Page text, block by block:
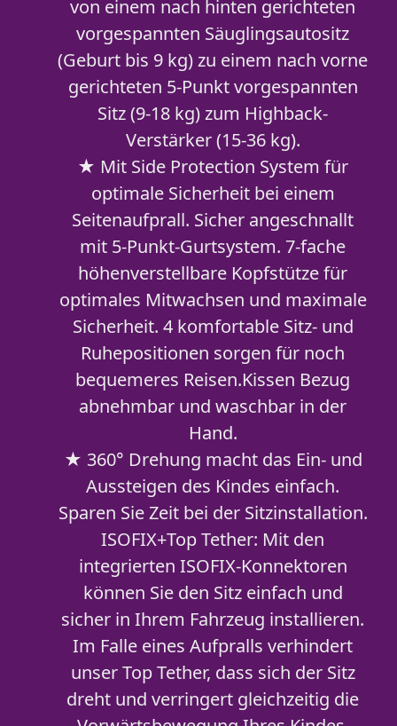
von einem nach hinten gerichteten
vorgespannten Säuglingsautositz
(Geburt bis 9 kg) zu einem nach vorne
gerichteten 5-Punkt vorgespannten
Sitz (9-18 kg) zum Highback-
Verstärker (15-36 kg).
★ Mit Side Protection System für
optimale Sicherheit bei einem
Seitenaufprall. Sicher angeschnallt
mit 5-Punkt-Gurtsystem. 7-fache
höhenverstellbare Kopfstütze für
optimales Mitwachsen und maximale
Sicherheit. 4 komfortable Sitz- und
Ruhepositionen sorgen für noch
bequemeres Reisen.Kissen Bezug
abnehmbar und waschbar in der
Hand.
★ 360° Drehung macht das Ein- und
Aussteigen des Kindes einfach.
Sparen Sie Zeit bei der Sitzinstallation.
ISOFIX+Top Tether: Mit den
integrierten ISOFIX-Konnektoren
können Sie den Sitz einfach und
sicher in Ihrem Fahrzeug installieren.
Im Falle eines Aufpralls verhindert
unser Top Tether, dass sich der Sitz
dreht und verringert gleichzeitig die